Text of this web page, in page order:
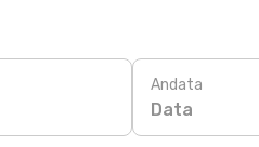
Andata
Data